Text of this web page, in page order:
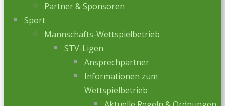
Partner & Sponsoren
Sport
Mannschafts-Wettspielbetrieb
STV-Ligen
Ansprechpartner
Informationen zum
Wettspielbetrieb